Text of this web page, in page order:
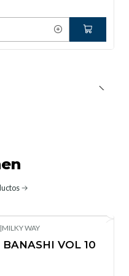
MILKY WAY
VOL 10